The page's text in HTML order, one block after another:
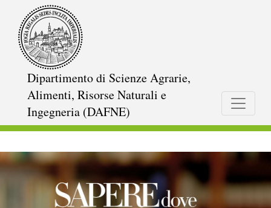
Dipartimento di Scienze Agrarie,
Alimenti, Risorse Naturali e
Ingegneria (DAFNE)